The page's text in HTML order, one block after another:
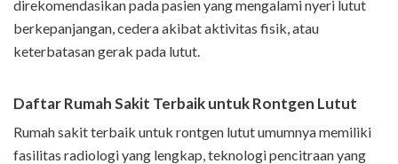
direkomendasikan pada pasien yang mengalami nyeri lutut
berkepanjangan, cedera akibat aktivitas fisik, atau
keterbatasan gerak pada lutut.
Daftar Rumah Sakit Terbaik untuk Rontgen Lutut
Rumah sakit terbaik untuk rontgen lutut umumnya memiliki
fasilitas radiologi yang lengkap, teknologi pencitraan yang